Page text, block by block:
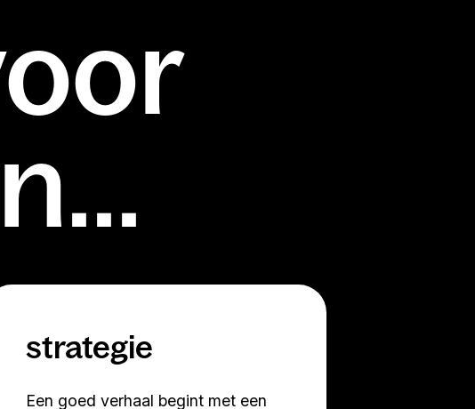
strategie
Een goed verhaal begint met een